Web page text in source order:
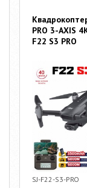
PRO 3-AXIS
F22 S3 PRO
SJ-F22-S3-PRO